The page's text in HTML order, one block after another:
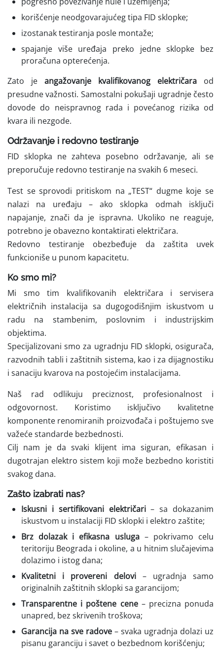
korišćenje neodgovarajućeg tipa FID sklopke;
izostanak testiranja posle montaže;
spajanje više uređaja preko jedne sklopke bez
proračuna opterećenja.
Zato je angažovanje kvalifikovanog električara od
presudne važnosti. Samostalni pokušaji ugradnje često
dovode do neispravnog rada i povećanog rizika od
kvara ili nezgode.
Održavanje i redovno testiranje
FID sklopka ne zahteva posebno održavanje, ali se
preporučuje redovno testiranje na svakih 6 meseci.
Test se sprovodi pritiskom na „TEST“ dugme koje se
nalazi na uređaju – ako sklopka odmah isključi
napajanje, znači da je ispravna. Ukoliko ne reaguje,
potrebno je obavezno kontaktirati električara.
Redovno testiranje obezbeđuje da zaštita uvek
funkcioniše u punom kapacitetu.
Ko smo mi?
Mi smo tim kvalifikovanih električara i servisera
električnih instalacija sa dugogodišnjim iskustvom u
radu na stambenim, poslovnim i industrijskim
objektima.
Specijalizovani smo za ugradnju FID sklopki, osigurača,
razvodnih tabli i zaštitnih sistema, kao i za dijagnostiku
i sanaciju kvarova na postojećim instalacijama.
Naš rad odlikuju preciznost, profesionalnost i
odgovornost. Koristimo isključivo kvalitetne
komponente renomiranih proizvođača i poštujemo sve
važeće standarde bezbednosti.
Cilj nam je da svaki klijent ima siguran, efikasan i
dugotrajan elektro sistem koji može bezbedno koristiti
svakog dana.
Zašto izabrati nas?
Iskusni i sertifikovani električari– sa dokazanim
iskustvom u instalaciji FID sklopki i elektro zaštite;
Brz dolazak i efikasna usluga– pokrivamo celu
teritoriju Beograda i okoline, a u hitnim slučajevima
dolazimo i istog dana;
Kvalitetni i provereni delovi– ugradnja samo
originalnih zaštitnih sklopki sa garancijom;
Transparentne i poštene cene– precizna ponuda
unapred, bez skrivenih troškova;
Garancija na sve radove – svaka ugradnja dolazi uz
pisanu garanciju i savet o bezbednom korišćenju;